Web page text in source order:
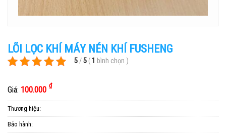
LÕI LỌC KHÍ MÁY NÉN KHÍ FUSHENG
5/5 (1 bình chọn )
Giá: 100.000 ₫
Thương hiệu:
Bảo hành: